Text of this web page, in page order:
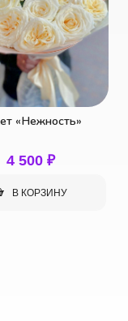
«Нежность»
4 500 ₽
В КОРЗИНУ